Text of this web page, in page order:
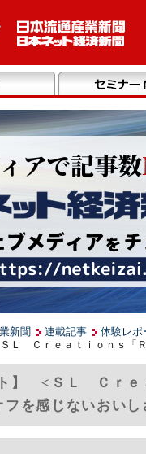
新聞 連載記事
体験レポ
Ｌ Ｃｒｅａｔｉｏｎｓ「
ト】 <ＳＬ Ｃｒｅ
を感じないおいし